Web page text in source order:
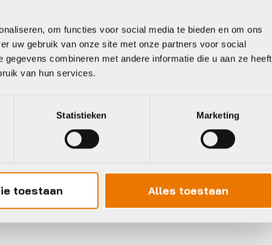
om functies voor social media te bieden en om ons
uw gebruik van onze site met onze partners voor social
combineren met andere informatie die u aan ze heeft
van hun services.
Statistieken Marketing
toestaan Alles toestaan